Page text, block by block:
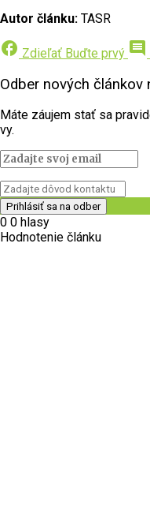
Autor článku: TASR
facebook Zdieľať Buďte prvý comment
Odber nových článkov
Máte záujem stať sa
vy.
0 0 hlasy
Hodnotenie článku